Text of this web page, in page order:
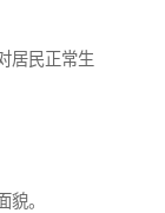
居民正常生
。